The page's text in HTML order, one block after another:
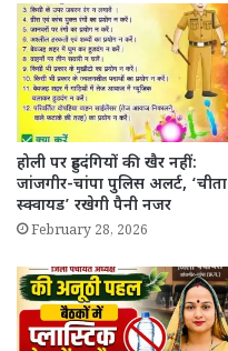
होली पर हुड़दंगियों की खैर नहीं:
जांजगीर-चांपा पुलिस अलर्ट, ‘चीता
स्क्वायड’ रखेगी पैनी नजर
February 28, 2026